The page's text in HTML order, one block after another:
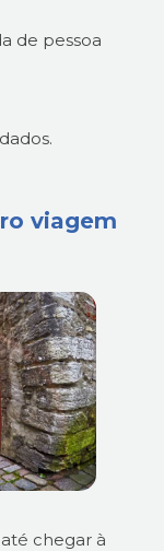
de pessoa
viagem
chegar à